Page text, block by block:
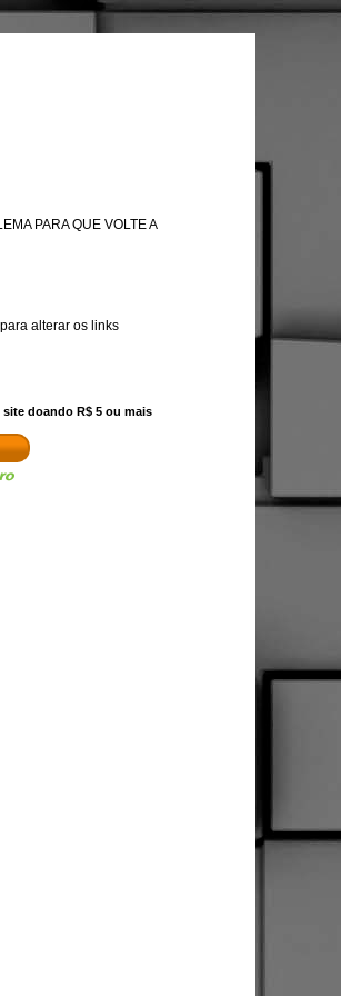
PARA QUE VOLTE A
alterar os links
doando R$ 5 ou mais